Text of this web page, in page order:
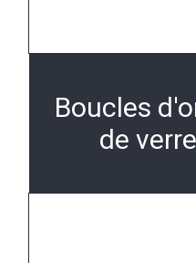
Boucles
de